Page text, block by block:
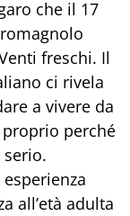
che il 17
freschi. Il
ci rivela
a vivere da
perché
all’età adulta